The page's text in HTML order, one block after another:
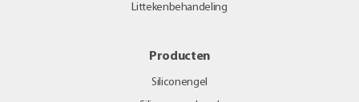
Littekenbehandeling
Producten
Siliconengel